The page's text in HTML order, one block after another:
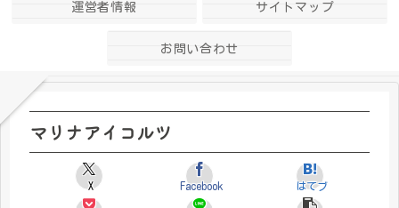
運営者情報 サイトマップ
お問い合わせ
マリナアイコルツ
X Facebook はてブ